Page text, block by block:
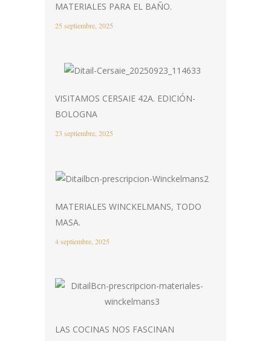
MATERIALES PARA EL BAÑO.
25 septiembre, 2025
VISITAMOS CERSAIE 42A. EDICIÓN-
BOLOGNA
23 septiembre, 2025
MATERIALES WINCKELMANS, TODO
MASA.
4 septiembre, 2025
LAS COCINAS NOS FASCINAN